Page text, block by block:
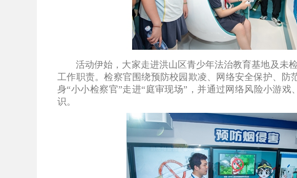
活动伊始，大家走进洪山区青少年法治教育基地及未检
工作职责。检察官围绕预防校园欺凌、网络安全保护、
身“小小检察官”走进“庭审现场”，并通过网络风险小游
识。